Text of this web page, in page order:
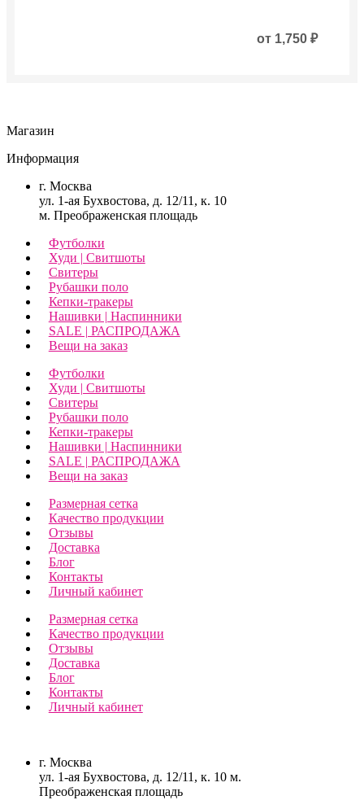
от 1,750 ₽
Магазин
Информация
г. Москва
ул. 1-ая Бухвостова, д. 12/11, к. 10
м. Преображенская площадь
Футболки
Худи | Свитшоты
Свитеры
Рубашки поло
Кепки-тракеры
Нашивки | Наспинники
SALE | РАСПРОДАЖА
Вещи на заказ
Футболки
Худи | Свитшоты
Свитеры
Рубашки поло
Кепки-тракеры
Нашивки | Наспинники
SALE | РАСПРОДАЖА
Вещи на заказ
Размерная сетка
Качество продукции
Отзывы
Доставка
Блог
Контакты
Личный кабинет
Размерная сетка
Качество продукции
Отзывы
Доставка
Блог
Контакты
Личный кабинет
г. Москва
ул. 1-ая Бухвостова, д. 12/11, к. 10 м.
Преображенская площадь